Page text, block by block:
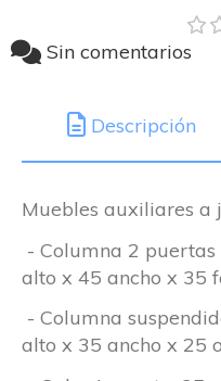
Sin comentarios
Descripción
Muebles auxiliares a
- Columna 2 puertas
alto x 45 ancho x 35
- Columna
alto x 35 ancho x 25